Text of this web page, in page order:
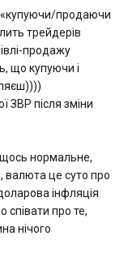
продаючи
трейдерів
продажу
що купуючи і
ЗВР після зміни
щось нормальне,
валюта це суто про
інфляція
співати про те,
нічого